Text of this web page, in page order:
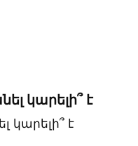
կարելի՞ է
կարելի՞ է